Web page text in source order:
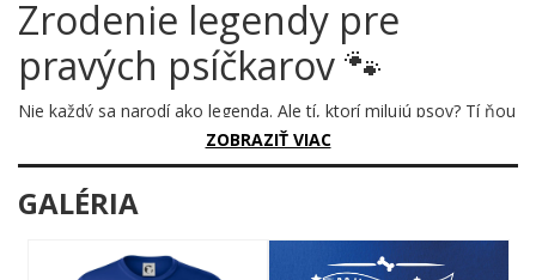
Zrodenie legendy pre
pravých psíčkarov 🐾
Nie každý sa narodí ako legenda. Ale tí, ktorí milujú psov? Tí ňou
sú od prvého dňa. Tento motív je oslavou života, vernosti a tej
nezameniteľnej lásky, ktorú pozná len skutočný psíčkar.
Prečo je tento motív úžasný?
Grafika kombinuje atletický štýl veľkých písmen s roztomilými
ZOBRAZIŤ VIAC
GALÉRIA